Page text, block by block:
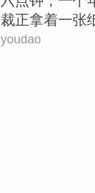
裁正拿着一张
youdao